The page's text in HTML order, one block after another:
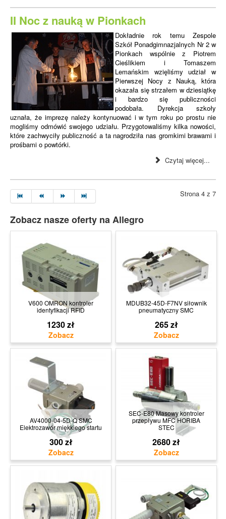
II Noc z nauką w Pionkach
Dokładnie rok temu Zespole
Szkół Ponadgimnazjalnych Nr 2 w
Pionkach wspólnie z Piotrem
Cieślikiem i Tomaszem
Lemańskim wzięliśmy udział w
Pierwszej Nocy z Nauką, która
okazała się strzałem w dziesiątkę
i bardzo się publiczności
podobała. Dyrekcja szkoły
uznała, że imprezę należy kontynuować i w tym roku po prostu nie
mogliśmy odmówić swojego udziału. Przygotowaliśmy kilka nowości,
które zachwyciły publiczność a ta nagrodziła nas gromkimi brawami i
prośbami o powtórki.
Czytaj więcej...
Strona 4 z 7
Zobacz nasze oferty na Allegro
V600 OMRON kontroler
identyfikacji RFID
1230 zł
MDUB32-45D-F7NV siłownik
pneumatyczny SMC
265 zł
AV4000-04-5D-Q SMC
Elektrozawór miękkiego startu
300 zł
SEC-E80 Masowy kontroler
przepływu MFC HORIBA
STEC
2680 zł